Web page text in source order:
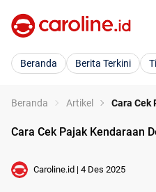
Beranda Berita Terkini
Beranda Artikel Cara Cek
Cara Cek Pajak Kendaraan
Caroline.id | 4 Des 2025